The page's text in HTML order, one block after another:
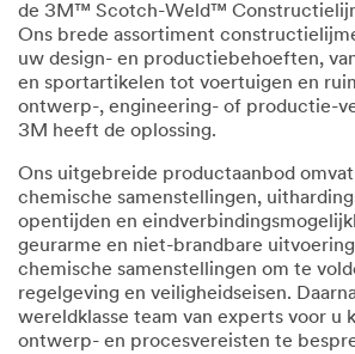
de 3M™ Scotch-Weld™
Ons brede assortiment
uw design- en productiebehoeften,
en sportartikelen tot voertuigen en
ontwerp-, engineering- of productie-
3M heeft de oplossing.
Ons uitgebreide productaanbod
chemische samenstellingen,
opentijden en
geurarme en niet-brandbare
chemische samenstellingen om te
regelgeving en veiligheidseisen.
wereldklasse team van experts voor u
ontwerp- en procesvereisten te